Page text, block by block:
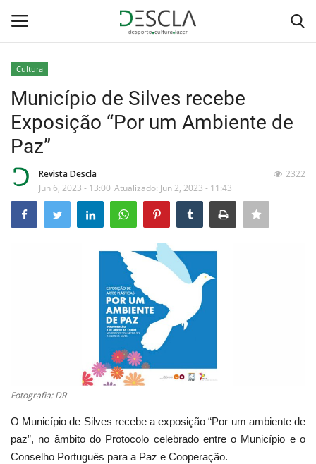
Home
Desporto
Cultura
Cultura
Município de Silves recebe
Exposição “Por um Ambiente de
Paz”
Revista Descla
Jun 6, 2023 - 13:00 Atualizado: Jun 2, 2023 - 11:43
2322
Fotografia: DR
O Município de Silves recebe a exposição “Por um ambiente de
paz”, no âmbito do Protocolo celebrado entre o Município e o
Conselho Português para a Paz e Cooperação.